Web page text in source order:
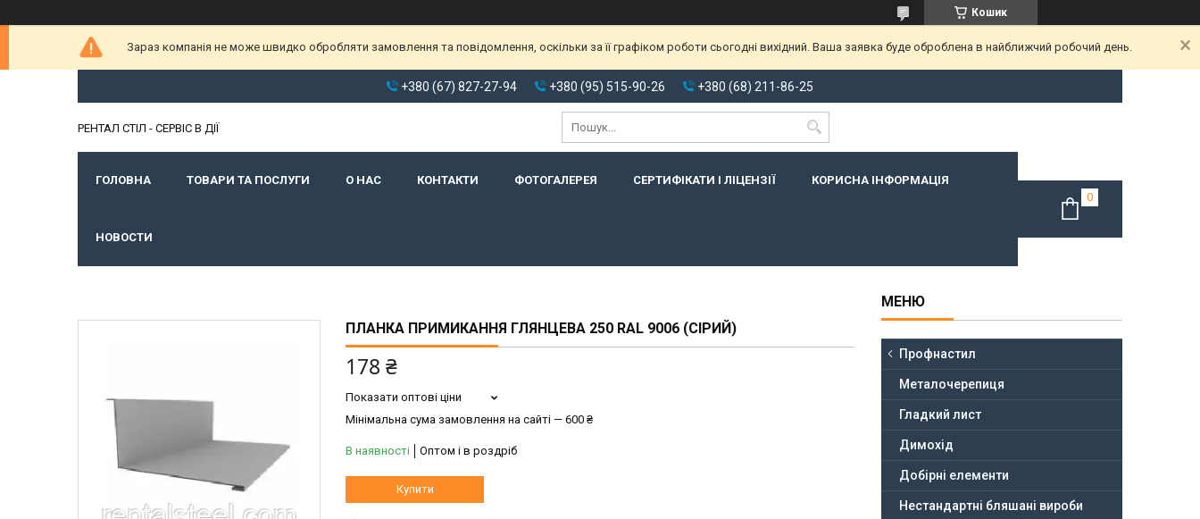
Кошик
Зараз компанія не може швидко обробляти замовлення та повідомлення, оскільки за її графіком роботи сьогодні вихідний. Ваша заявка буде оброблена в найближчий робочий день.
+380 (67) 827-27-94 +380 (95) 515-90-26 +380 (68) 211-86-25
РЕНТАЛ СТІЛ - СЕРВІС В ДІЇ
ГОЛОВНА ТОВАРИ ТА ПОСЛУГИ О НАС КОНТАКТИ ФОТОГАЛЕРЕЯ СЕРТИФІКАТИ І ЛІЦЕНЗІЇ КОРИСНА ІНФОРМАЦІЯ
НОВОСТИ
ПЛАНКА ПРИМИКАННЯ ГЛЯНЦЕВА 250 RAL 9006 (СІРИЙ)
178 ₴
Показати оптові ціни
Мінімальна сума замовлення на сайті — 600 ₴
В наявності Оптом і в роздріб
Купити
Профнастил
Металочерепиця
Гладкий лист
Димохід
Добірні елементи
Нестандартні бляшані вироби